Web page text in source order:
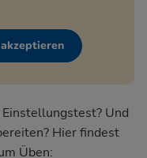
Und
Hier findest
Üben: